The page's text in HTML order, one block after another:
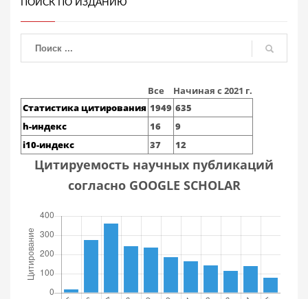
ПОИСК ПО ИЗДАНИЮ
Все
Начиная с 2021 г.
Статистика цитирования 1949 635
h-индекс
16
9
i10-индекс
37 12
Цитируемость научных публикаций
согласно GOOGLE SCHOLAR